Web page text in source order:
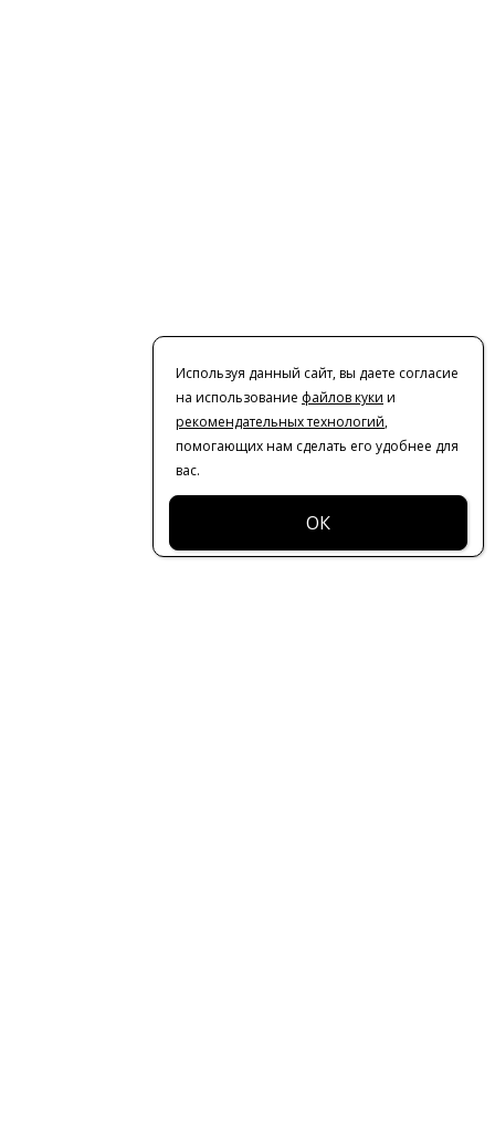
Используя данный сайт, вы даете согласие
на использование файлов куки и
рекомендательных технологий,
помогающих нам сделать его удобнее для
вас.